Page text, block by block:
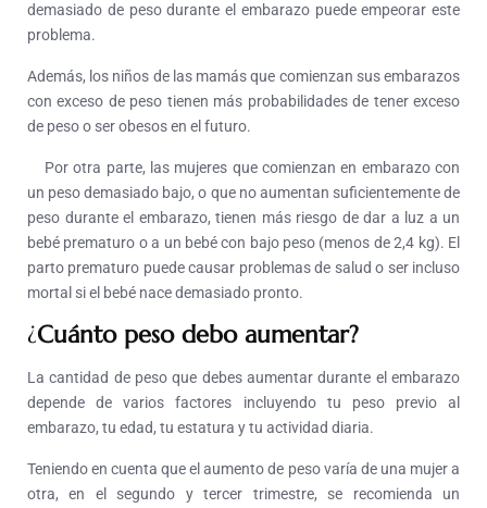
demasiado de peso durante el embarazo puede empeorar este
problema.
Además, los niños de las mamás que comienzan sus embarazos
con exceso de peso tienen más probabilidades de tener exceso
de peso o ser obesos en el futuro.
Por otra parte, las mujeres que comienzan en embarazo con
un peso demasiado bajo, o que no aumentan suficientemente de
peso durante el embarazo, tienen más riesgo de dar a luz a un
bebé prematuro o a un bebé con bajo peso (menos de 2,4 kg). El
parto prematuro puede causar problemas de salud o ser incluso
mortal si el bebé nace demasiado pronto.
¿Cuánto peso debo aumentar?
La cantidad de peso que debes aumentar durante el embarazo
depende de varios factores incluyendo tu peso previo al
embarazo, tu edad, tu estatura y tu actividad diaria.
Teniendo en cuenta que el aumento de peso varía de una mujer a
otra, en el segundo y tercer trimestre, se recomienda un